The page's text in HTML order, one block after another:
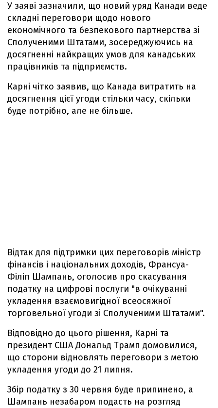
У заяві зазначили, що новий уряд Канади веде
складні переговори щодо нового
економічного та безпекового партнерства зі
Сполученими Штатами, зосереджуючись на
досягненні найкращих умов для канадських
працівників та підприємств.
Карні чітко заявив, що Канада витратить на
досягнення цієї угоди стільки часу, скільки
буде потрібно, але не більше.
Відтак для підтримки цих переговорів міністр
фінансів і національних доходів, Франсуа-
Філіп Шампань, оголосив про скасування
податку на цифрові послуги "в очікуванні
укладення взаємовигідної всеосяжної
торговельної угоди зі Сполученими Штатами".
Відповідно до цього рішення, Карні та
президент США Дональд Трамп домовилися,
що сторони відновлять переговори з метою
укладення угоди до 21 липня.
Збір податку з 30 червня буде припинено, а
Шампань незабаром подасть на розгляд